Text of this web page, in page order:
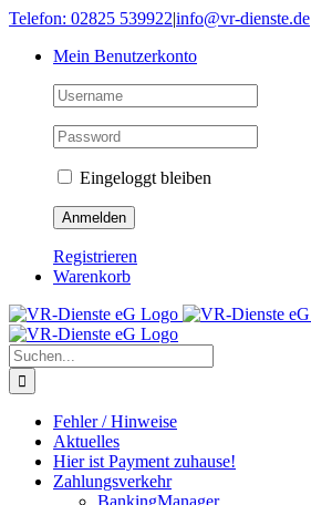
Skip
content
Telefon: 02825 539922|info@vr-dienste.de
Mein Benutzerkonto
Eingeloggt bleiben
Registrieren
Warenkorb
Suche
nach:
Fehler / Hinweise
Aktuelles
Hier ist Payment zuhause!
Zahlungsverkehr
BankingManager